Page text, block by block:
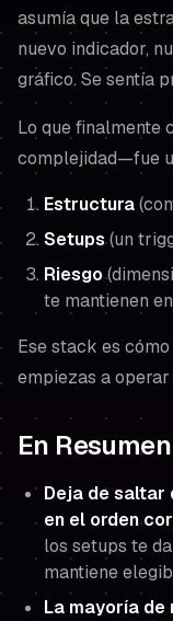
asumía que la
nuevo indicador,
gráfico. Se sentía
Lo que finalmente
complejidad—fue
Estructura
Setups(un
Riesgo
te mantienen
Ese stack es
empiezas a
En Resumen
Deja de saltar
en el orden
los setups te
mantiene
La mayoría